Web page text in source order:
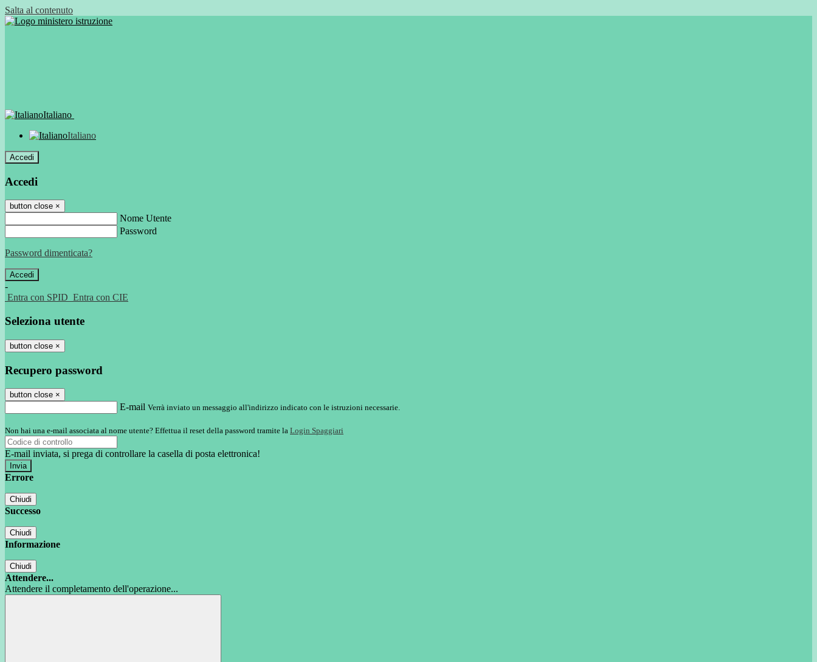
Salta al contenuto
Italiano
Italiano
Accedi
Accedi
button close ×
Nome Utente
Password
Password dimenticata?
-
Entra con SPID Entra con CIE
Seleziona utente
button close ×
Recupero password
button close ×
E-mail Verrà inviato un messaggio all'indirizzo indicato con le istruzioni necessarie.
Non hai una e-mail associata al nome utente? Effettua il reset della password tramite la Login Spaggiari
E-mail inviata, si prega di controllare la casella di posta elettronica!
Errore
Chiudi
Successo
Chiudi
Informazione
Chiudi
Attendere...
Attendere il completamento dell'operazione...